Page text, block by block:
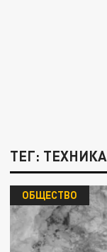
ТЕГ: ТЕХНИКА
ОБЩЕСТВО